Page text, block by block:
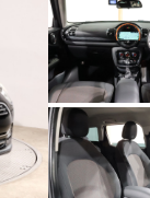
）
200.6
30 万円
84 回
2 回